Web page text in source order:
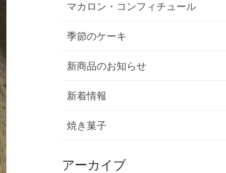
マカロン・コンフィチュール
季節のケーキ
新商品のお知らせ
新着情報
焼き菓子
アーカイブ